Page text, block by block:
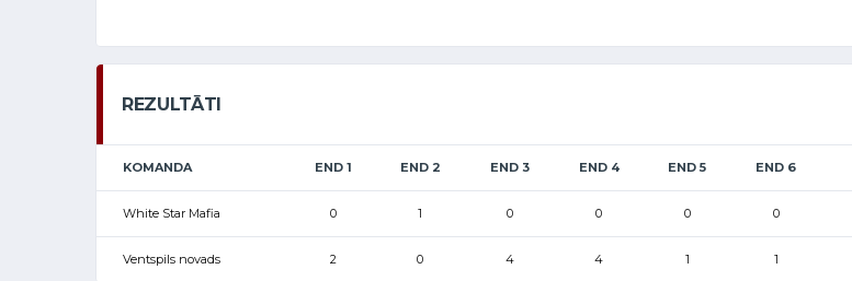
REZULTĀTI
KOMANDA END 1 END 2 END 3 END 4 END 5 END 6
White Star Mafia 0 1 0 0 0 0
Ventspils novads 2 0 4 4 1 1